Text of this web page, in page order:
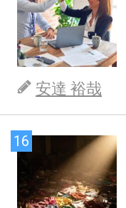
安達 裕哉
16